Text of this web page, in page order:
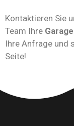
Kontaktieren Sie
Team Ihre
Ihre Anfrage und
Seite!